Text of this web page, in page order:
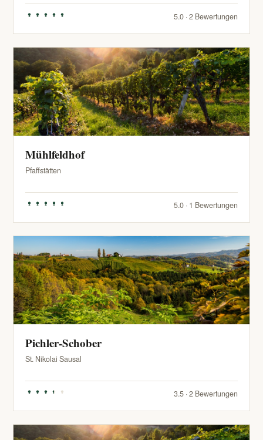
5.0 · 2 Bewertungen
Mühlfeldhof
Pfaffstätten
5.0 · 1 Bewertungen
Pichler-Schober
St. Nikolai Sausal
3.5 · 2 Bewertungen